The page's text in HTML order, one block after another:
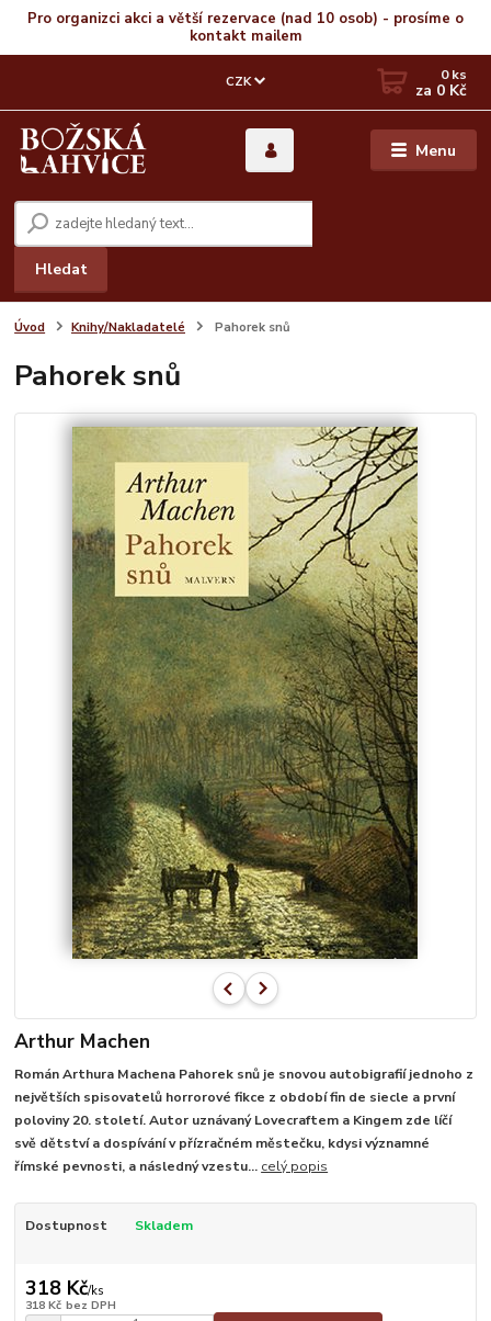
Pro organizci akci a větší rezervace (nad 10 osob) - prosíme o
kontakt mailem
Menu
CZK
Hledat
0ks
za 0 Kč
Úvod Knihy/Nakladatelé Pahorek snů
Pahorek snů
Arthur Machen
Román Arthura Machena Pahorek snů je snovou autobigrafií jednoho z
největších spisovatelů horrorové fikce z období fin de siecle a první
poloviny 20. století. Autor uznávaný Lovecraftem a Kingem zde líčí
svě dětství a dospívání v přízračném městečku, kdysi významné
římské pevnosti, a následný vzestu... celý popis
Dostupnost Skladem
318 Kč/ks
318 Kč bez DPH